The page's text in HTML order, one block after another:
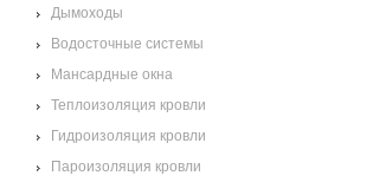
Дымоходы
Водосточные системы
Мансардные окна
Теплоизоляция кровли
Гидроизоляция кровли
Пароизоляция кровли